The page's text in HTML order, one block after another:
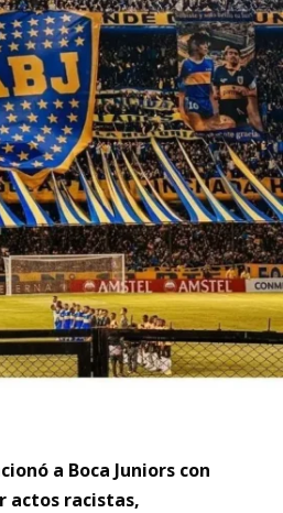
a Boca Juniors con
actos racistas,